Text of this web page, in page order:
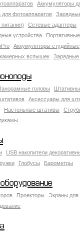
Аккумуляторы
для фотоаппаратов
Сетевые адаптеры
устройства
Аккумуляторы студийные
вспышек
Зарядные
головы
Аксессуары для
Настольные штативы
USB накопители
Глобусы Барометры
Проекторы
Экраны для